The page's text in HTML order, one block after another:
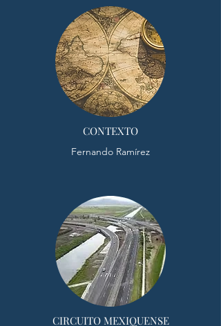
CONTEXTO
Fernando Ramírez
CIRCUITO MEXIQUENSE